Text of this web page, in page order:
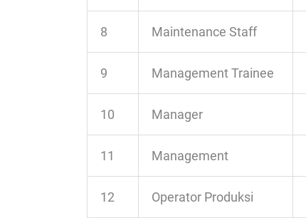
8 Maintenance Staff
9 Management Trainee
10 Manager
11 Management
12 Operator Produksi